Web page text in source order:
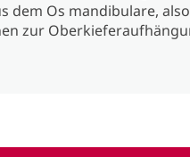
dem Os mandibulare,
zur